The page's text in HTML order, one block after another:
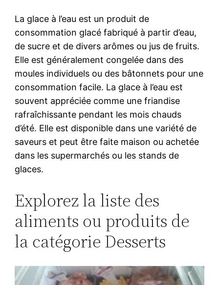
La glace à l’eau est un produit de
consommation glacé fabriqué à partir d’eau,
de sucre et de divers arômes ou jus de fruits.
Elle est généralement congelée dans des
moules individuels ou des bâtonnets pour une
consommation facile. La glace à l’eau est
souvent appréciée comme une friandise
rafraîchissante pendant les mois chauds
d’été. Elle est disponible dans une variété de
saveurs et peut être faite maison ou achetée
dans les supermarchés ou les stands de
glaces.
Explorez la liste des
aliments ou produits de
la catégorie Desserts